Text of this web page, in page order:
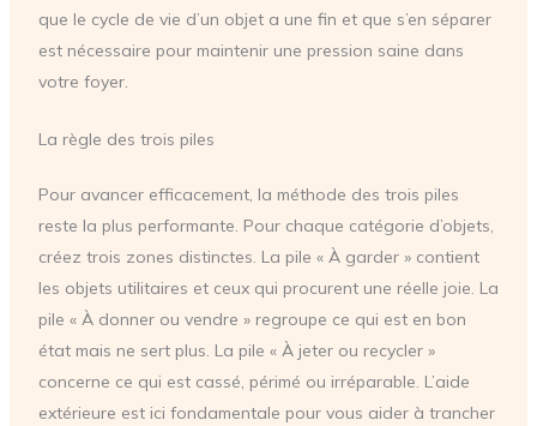
que le cycle de vie d’un objet a une fin et que s’en séparer
est nécessaire pour maintenir une pression saine dans
votre foyer.
La règle des trois piles
Pour avancer efficacement, la méthode des trois piles
reste la plus performante. Pour chaque catégorie d’objets,
créez trois zones distinctes. La pile « À garder » contient
les objets utilitaires et ceux qui procurent une réelle joie. La
pile « À donner ou vendre » regroupe ce qui est en bon
état mais ne sert plus. La pile « À jeter ou recycler »
concerne ce qui est cassé, périmé ou irréparable. L’aide
extérieure est ici fondamentale pour vous aider à trancher